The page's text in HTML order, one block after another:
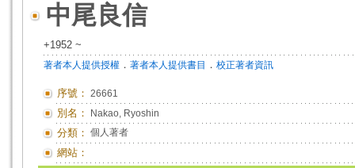
中尾良信
+1952 ~
著者本人提供授權 ． 著者本人提供書目 ． 校正著者資訊
序號： 26661
別名： Nakao, Ryoshin
分類： 個人著者
網站：